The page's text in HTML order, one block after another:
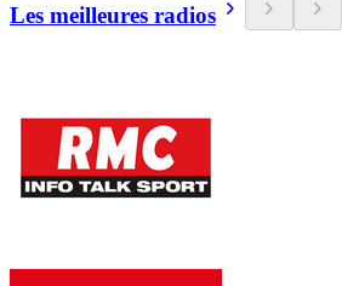
Les meilleures radios